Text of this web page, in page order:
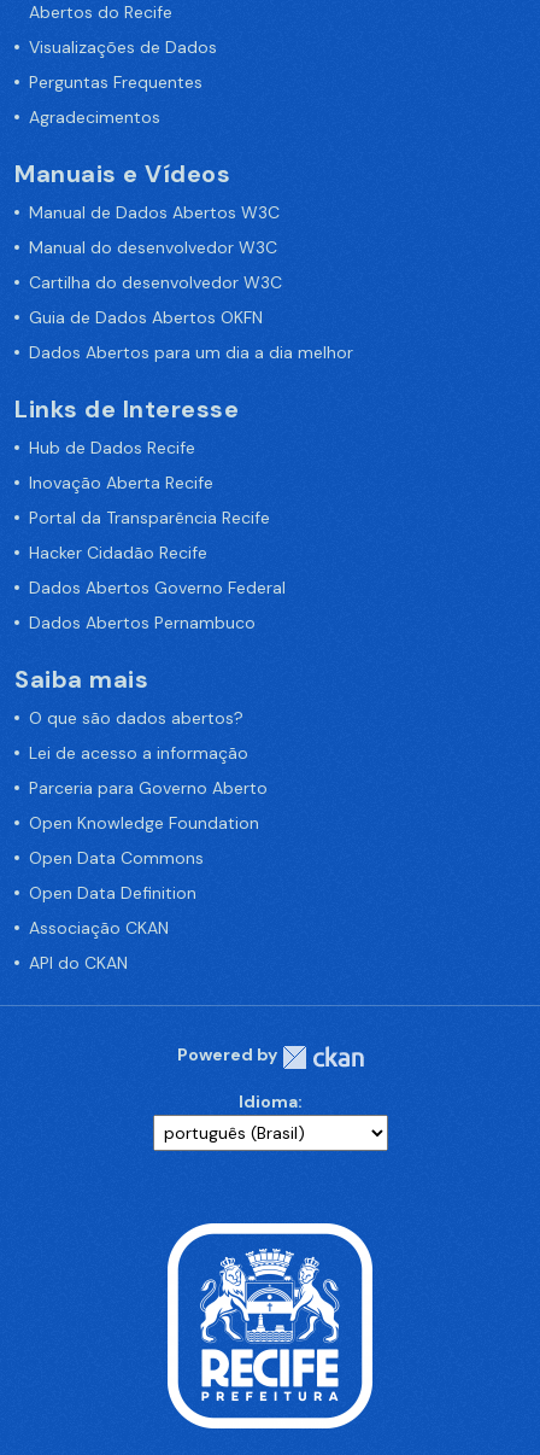
Abertos do Recife
Visualizações de Dados
Perguntas Frequentes
Agradecimentos
Manuais e Vídeos
Manual de Dados Abertos W3C
Manual do desenvolvedor W3C
Cartilha do desenvolvedor W3C
Guia de Dados Abertos OKFN
Dados Abertos para um dia a dia melhor
Links de Interesse
Hub de Dados Recife
Inovação Aberta Recife
Portal da Transparência Recife
Hacker Cidadão Recife
Dados Abertos Governo Federal
Dados Abertos Pernambuco
Saiba mais
O que são dados abertos?
Lei de acesso a informação
Parceria para Governo Aberto
Open Knowledge Foundation
Open Data Commons
Open Data Definition
Associação CKAN
API do CKAN
Powered by
Idioma